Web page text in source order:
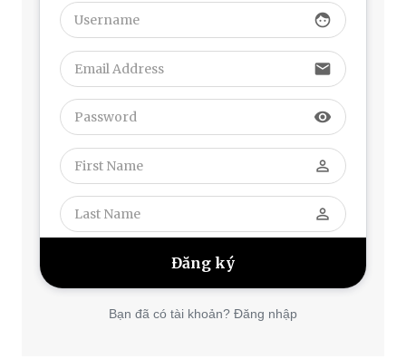
face
email
visibility
perm_identity
perm_identity
Bạn đã có tài khoản? Đăng nhập